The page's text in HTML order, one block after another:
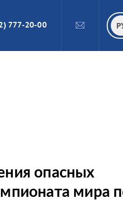
777-20-00
опасных
мира